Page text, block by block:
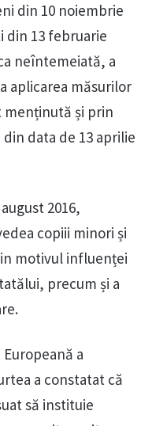
din 10 noiembrie
din 13 februarie
neîntemeiată, a
aplicarea măsurilor
menținută și prin
din data de 13 aprilie
2016,
copiii minori și
motivul influenței
precum și a
a
a constatat că
să instituie